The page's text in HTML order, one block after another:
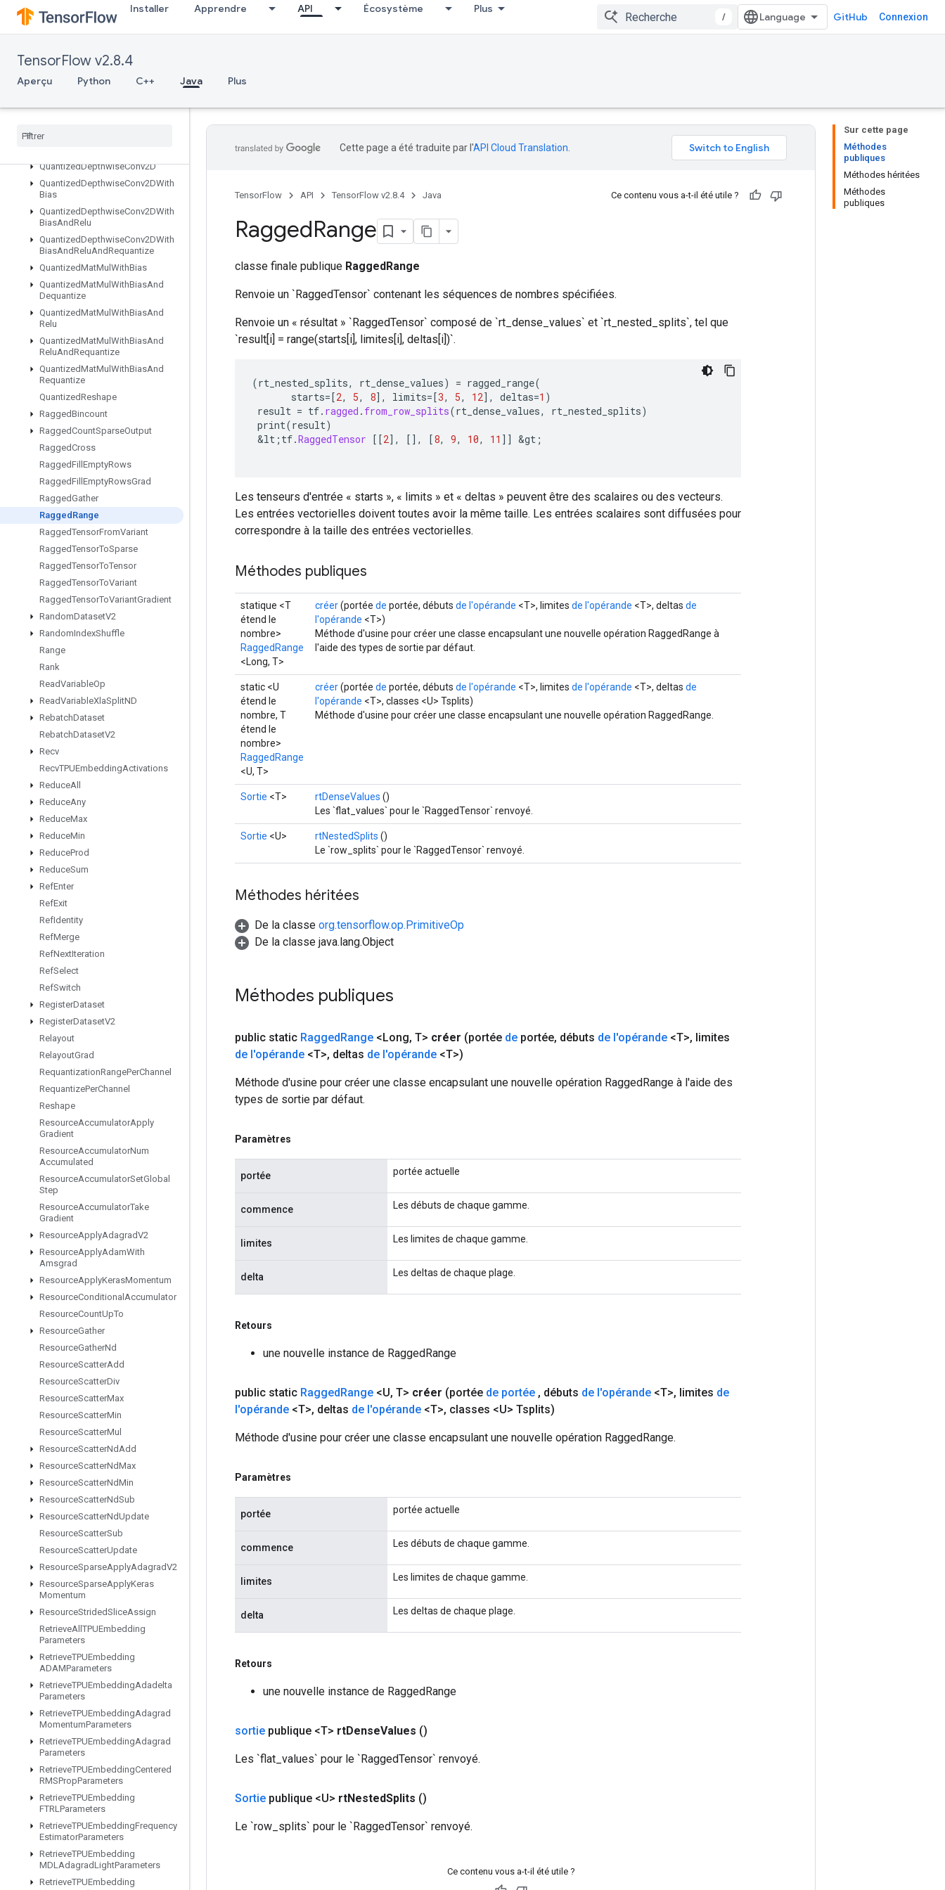
Installer Apprendre API Écosystème Plus
/ GitHub Connexion
TensorFlow v2.8.4
Aperçu Python C++ Java Plus
QuantizedConv2DPerChannel
QuantizedConv2DWithBias
QuantizedConv2DWithBiasAndReluAndRequantize
QuantizedConv2DWithBiasAndRequantize
QuantizedConv2DWithBiasSum
Quantized
QuantizedDepthwiseConv2D
QuantizedDepthwiseConv2DWith
Bias
QuantizedDepthwiseConv2DWith
BiasAndRelu
QuantizedDepthwiseConv2DWith
BiasAndReluAndRequantize
QuantizedMatMul WithBias
QuantizedMatMul WithBiasAnd
Dequantize
QuantizedMatMul WithBiasAnd
Relu
QuantizedMatMul WithBiasAnd
ReluAndRequantize
QuantizedMatMul WithBiasAnd
Requantize
QuantizedReshape
RaggedBincount
RaggedCountSparseOutput
RaggedCross
RaggedFill EmptyRows
RaggedFill EmptyRowsGrad
RaggedGather
Ragged Range
RaggedTensorFromVariant
RaggedTensorToSparse
RaggedTensorToTensor
RaggedTensorToVariant
RaggedTensorToVariantGradient
RandomDatasetV2
RandomIndexShuffle
Range
Rank
ReadVariableOp
ReadVariableXlaSplitND
RebatchDataset
RebatchDatasetV2
Recv
RecvTPUEmbeddingActivations
ReduceAll
ReduceAny
ReduceMax
ReduceMin
ReduceProd
ReduceSum
RefEnter
RefExit
RefIdentity
RefMerge
RefNextIteration
RefSelect
RefSwitch
RegisterDataset
RegisterDatasetV2
Relayout
RelayoutGrad
RequantizationRangePerChannel
RequantizePerChannel
Reshape
ResourceAccumulatorApply
Gradient
ResourceAccumulatorNum
Accumulated
ResourceAccumulatorSetGlobal
Step
ResourceAccumulatorTake
Gradient
ResourceApplyAdagradV2
ResourceApplyAdamWith
Amsgrad
ResourceApplyKerasMomentum
ResourceConditional Accumulator
ResourceCountUpTo
ResourceGather
ResourceGatherNd
ResourceScatterAdd
ResourceScatterDiv
ResourceScatterMax
ResourceScatterMin
ResourceScatterMul
ResourceScatterNdAdd
ResourceScatterNdMax
ResourceScatterNdMin
ResourceScatterNdSub
ResourceScatterNdUpdate
ResourceScatterSub
ResourceScatterUpdate
ResourceSparseApplyAdagradV2
ResourceSparseApplyKeras
Momentum
ResourceStridedSliceAssign
RetrieveAll TPUEmbedding
Parameters
RetrieveTPUEmbedding
ADAMParameters
RetrieveTPUEmbeddingAdadelta
Parameters
RetrieveTPUEmbeddingAdagrad
MomentumParameters
RetrieveTPUEmbeddingAdagrad
Parameters
RetrieveTPUEmbeddingCentered
RMSPropParameters
RetrieveTPUEmbedding
FTRLParameters
RetrieveTPUEmbeddingFrequency
EstimatorParameters
RetrieveTPUEmbedding
MDLAdagradLightParameters
RetrieveTPUEmbedding
Sur cette page
Méthodes
publiques
Méthodes héritées
Méthodes
publiques
Cette page a été traduite par l'API Cloud Translation
TensorFlow API TensorFlow v2.8.4 Java Ce contenu vous a-t-il été utile ?
RaggedRange
classe finale publique RaggedRange
Renvoie un `RaggedTensor` contenant les séquences de nombres spécifiées.
Renvoie un « résultat » `RaggedTensor` composé de `rt_dense_values` et `rt_nested_splits`, tel que
`result[i] = range(starts[i], limites[i], deltas[i])`.
(rt_nested_splits, rt_dense_values) = ragged_range(
starts=[2, 5, 8] , limits=[3, 5, 12] , deltas=1 )
result = tf. ragged . from_row_splits(rt_dense_values, rt_nested_splits)
print(result)
&lt ; tf.RaggedTensor [[2] , [] , [8, 9, 10, 11 ]] &gt ;
Les tenseurs d'entrée « starts », « limits » et « deltas » peuvent être des scalaires ou des vecteurs.
Les entrées vectorielles doivent toutes avoir la même taille. Les entrées scalaires sont diffusées pour
correspondre à la taille des entrées vectorielles.
Méthodes publiques
statique <T
étend le
nombre>
RaggedRange
<Long, T>
créer(portée de portée, débuts de l'opérande <T>, limites de l'opérande <T>, deltas de
l'opérande <T>)
Méthode d'usine pour créer une classe encapsulant une nouvelle opération RaggedRange à
l'aide des types de sortie par défaut.
static <U
étend le
nombre, T
étend le
nombre>
RaggedRange
<U, T>
créer(portée de portée, débuts de l'opérande <T>, limites de l'opérande <T>, deltas de
l'opérande <T>, classes <U> Tsplits)
Méthode d'usine pour créer une classe encapsulant une nouvelle opération RaggedRange.
Sortie <T> rtDenseValues ​​()
Les `flat_values` pour le `RaggedTensor` renvoyé.
Sortie <U> rtNestedSplits ()
Le `row_splits` pour le `RaggedTensor` renvoyé.
Méthodes héritées
De la classe org.tensorflow.op.PrimitiveOp
De la classe java.lang.Object
Méthodes publiques
public static RaggedRange <Long, T> créer (portée de portée, débuts de l'opérande <T>, limites
de l'opérande <T>, deltas de l'opérande <T>)
Méthode d'usine pour créer une classe encapsulant une nouvelle opération RaggedRange à l'aide des
types de sortie par défaut.
Paramètres
portée portée actuelle
commence Les débuts de chaque gamme.
limites Les limites de chaque gamme.
delta Les deltas de chaque plage.
Retours
une nouvelle instance de RaggedRange
public static RaggedRange <U, T> créer (portée de portée , débuts de l'opérande <T>, limites de
l'opérande <T>, deltas de l'opérande <T>, classes <U> Tsplits)
Méthode d'usine pour créer une classe encapsulant une nouvelle opération RaggedRange.
Paramètres
portée portée actuelle
commence Les débuts de chaque gamme.
limites Les limites de chaque gamme.
delta Les deltas de chaque plage.
Retours
une nouvelle instance de RaggedRange
sortie publique <T> rtDenseValues ​​()
Les `flat_values` pour le `RaggedTensor` renvoyé.
Sortie publique <U> rtNestedSplits ()
Le `row_splits` pour le `RaggedTensor` renvoyé.
Ce contenu vous a-t-il été utile ?